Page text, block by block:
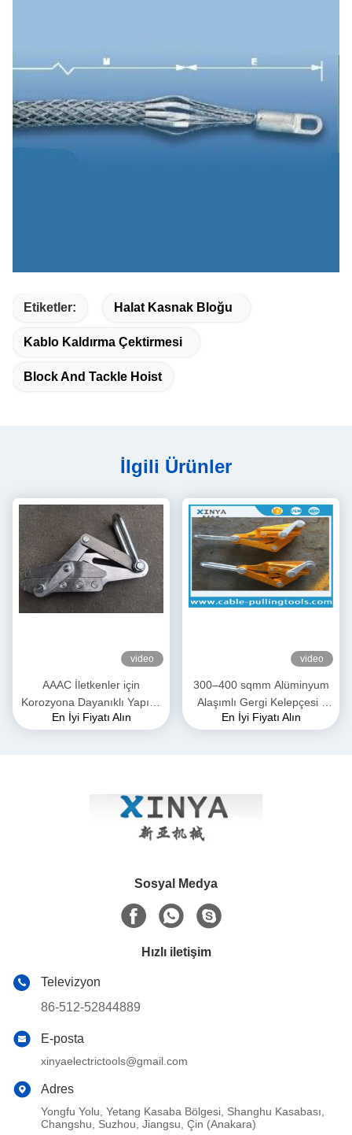
Etiketler: Halat Kasnak Bloğu
Kablo Kaldırma Çektirmesi
Block And Tackle Hoist
İlgili Ürünler
video
AAAC İletkenler için
Korozyona Dayanıklı Yapıya
Sahip 28mm Maksimum
En İyi Fiyatı Alın
video
300–400 sqmm Alüminyum
Alaşımlı Gergi Kelepçesi |
ACSR & AAAC İletkenler için
En İyi Fiyatı Alın
Sosyal Medya
Hızlı iletişim
Televizyon
86-512-52844889
E-posta
xinyaelectrictools@gmail.com
Adres
Yongfu Yolu, Yetang Kasaba Bölgesi, Shanghu Kasabası,
Changshu, Suzhou, Jiangsu, Çin (Anakara)